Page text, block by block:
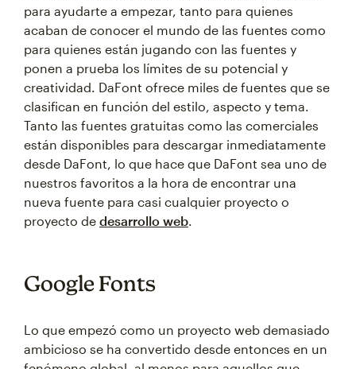
para ayudarte a empezar, tanto para quienes
acaban de conocer el mundo de las fuentes como
para quienes están jugando con las fuentes y
ponen a prueba los límites de su potencial y
creatividad. DaFont ofrece miles de fuentes que se
clasifican en función del estilo, aspecto y tema.
Tanto las fuentes gratuitas como las comerciales
están disponibles para descargar inmediatamente
desde DaFont, lo que hace que DaFont sea uno de
nuestros favoritos a la hora de encontrar una
nueva fuente para casi cualquier proyecto o
proyecto de desarrollo web.
Google Fonts
Lo que empezó como un proyecto web demasiado
ambicioso se ha convertido desde entonces en un